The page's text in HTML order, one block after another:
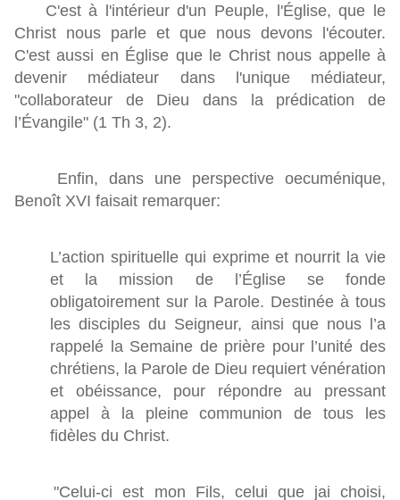
C'est à l'intérieur d'un Peuple, l'Église, que le
Christ nous parle et que nous devons l'écouter.
C'est aussi en Église que le Christ nous appelle à
devenir médiateur dans l'unique médiateur,
"collaborateur de Dieu dans la prédication de
l’Évangile" (1 Th 3, 2).
Enfin, dans une perspective oecuménique,
Benoît XVI faisait remarquer:
L’action spirituelle qui exprime et nourrit la vie
et la mission de l’Église se fonde
obligatoirement sur la Parole. Destinée à tous
les disciples du Seigneur, ainsi que nous l’a
rappelé la Semaine de prière pour l’unité des
chrétiens, la Parole de Dieu requiert vénération
et obéissance, pour répondre au pressant
appel à la pleine communion de tous les
fidèles du Christ.
"Celui-ci est mon Fils, celui que jai choisi,